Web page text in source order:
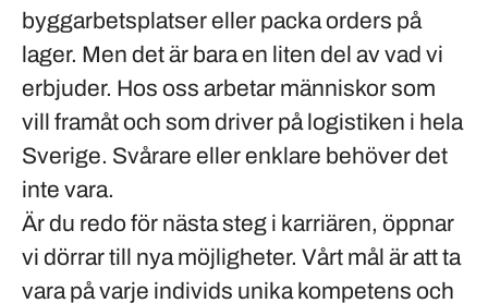
byggarbetsplatser eller packa orders på
lager. Men det är bara en liten del av vad vi
erbjuder. Hos oss arbetar människor som
vill framåt och som driver på logistiken i hela
Sverige. Svårare eller enklare behöver det
inte vara.
Är du redo för nästa steg i karriären, öppnar
vi dörrar till nya möjligheter. Vårt mål är att ta
vara på varje individs unika kompetens och